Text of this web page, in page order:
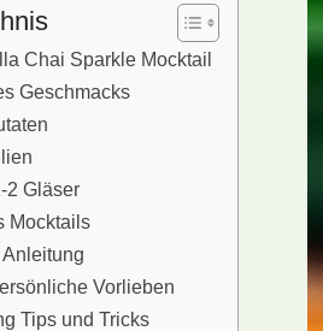
Chai Sparkle Mocktail
Geschmacks
2 Gläser
Mocktails
Vorlieben
Tips und Tricks